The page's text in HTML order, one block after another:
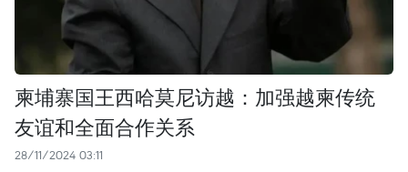
柬埔寨国王西哈莫尼访越：加强越柬传统
友谊和全面合作关系
28/11/2024 03:11